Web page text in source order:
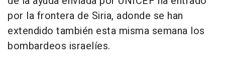
por la frontera de Siria, adonde se han
extendido también esta misma semana los
bombardeos israelíes.